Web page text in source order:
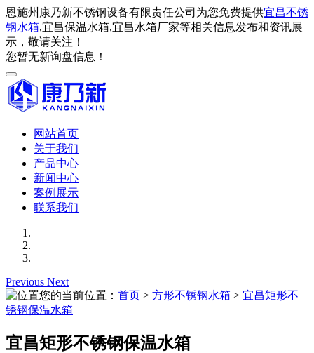
恩施州康乃新不锈钢设备有限责任公司为您免费提供宜昌不锈
钢水箱,宜昌保温水箱,宜昌水箱厂家等相关信息发布和资讯展
示，敬请关注！
您暂无新询盘信息！
网站首页
关于我们
产品中心
新闻中心
案例展示
联系我们
Previous Next
您的当前位置： 首页 > 方形不锈钢水箱 > 宜昌矩形不
锈钢保温水箱
宜昌矩形不锈钢保温水箱